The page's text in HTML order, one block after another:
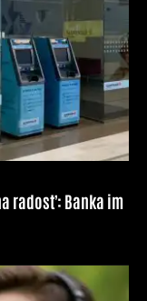
radosť: Banka im